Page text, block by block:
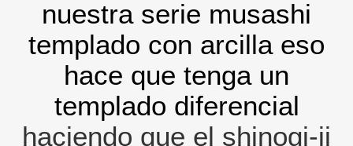
nuestra serie musashi
templado con arcilla eso
hace que tenga un
templado diferencial
haciendo que el shinogi-ji